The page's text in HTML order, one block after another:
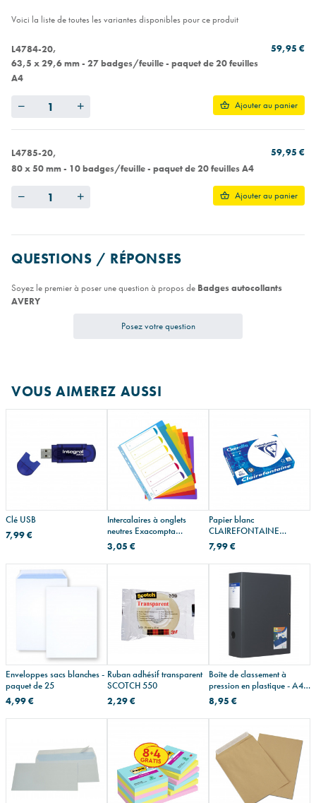
Voici la liste de toutes les variantes disponibles pour ce produit
L4784-20
63,5 x 29,6 mm - 27 badges/feuille - paquet de 20 feuilles
A4
59,95 €
Ajouter au panier
L4785-20
80 x 50 mm - 10 badges/feuille - paquet de 20 feuilles A4
59,95 €
Ajouter au panier
QUESTIONS / RÉPONSES
Soyez le premier à poser une question à propos de Badges autocollants
AVERY
Posez votre question
VOUS AIMEREZ AUSSI
Clé USB
7,99 €
Intercalaires à onglets
neutres Exacompta
CAMPUS - plastique de
couleur - A4 maxi
3,05 €
Papier blanc
CLAIREFONTAINE
CLAIRALFA
7,99 €
Enveloppes sacs blanches -
paquet de 25
4,99 €
Ruban adhésif transparent
SCOTCH 550
2,29 €
Boîte de classement à
pression en plastique - A4 -
dos 10 cm
8,95 €